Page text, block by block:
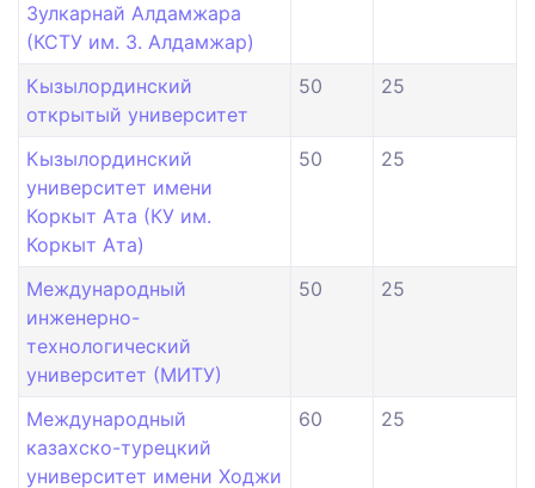
Зулкарнай Алдамжара
(КСТУ им. З. Алдамжар)
Кызылординский
открытый университет
50 25
Кызылординский
университет имени
Коркыт Ата (КУ им.
Коркыт Ата)
50 25
Международный
инженерно-
технологический
университет (МИТУ)
50 25
Международный
казахско-турецкий
университет имени Ходжи
60 25